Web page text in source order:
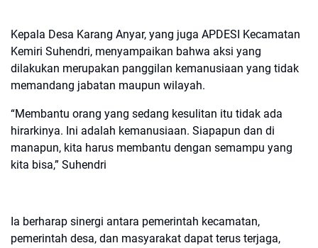
Kepala Desa Karang Anyar, yang juga APDESI Kecamatan
Kemiri Suhendri, menyampaikan bahwa aksi yang
dilakukan merupakan panggilan kemanusiaan yang tidak
memandang jabatan maupun wilayah.
“Membantu orang yang sedang kesulitan itu tidak ada
hirarkinya. Ini adalah kemanusiaan. Siapapun dan di
manapun, kita harus membantu dengan semampu yang
kita bisa,” Suhendri
Ia berharap sinergi antara pemerintah kecamatan,
pemerintah desa, dan masyarakat dapat terus terjaga,